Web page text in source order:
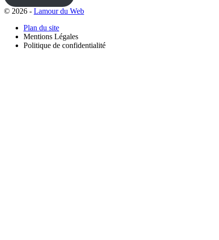
© 2026 - Lamour du Web
Plan du site
Mentions Légales
Politique de confidentialité